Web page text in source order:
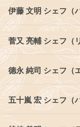
伊藤 文明 シェフ（
菅又 亮輔 シェフ（
德永 純司 シェフ（
五十嵐 宏 シェフ（